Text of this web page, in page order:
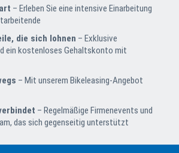
– Erleben Sie eine intensive Einarbeitung
die sich lohnen – Exklusive
ein kostenloses Gehaltskonto mit
– Mit unserem Bikeleasing-Angebot
– Regelmäßige Firmen­events und
das sich gegen­seitig unterstützt